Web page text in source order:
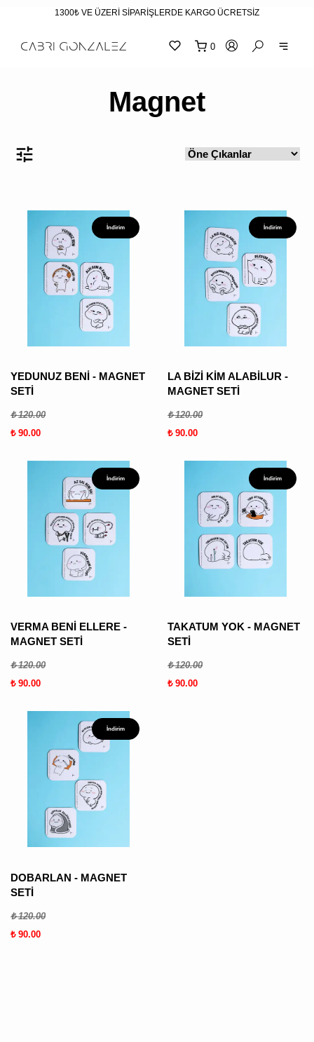
1300₺ VE ÜZERİ SİPARİŞLERDE KARGO ÜCRETSİZ
0
Magnet
İndirim
YEDUNUZ BENİ - MAGNET
SETİ
₺ 120.00
₺ 90.00
İndirim
LA BİZİ KİM ALABİLUR -
MAGNET SETİ
₺ 120.00
₺ 90.00
İndirim
VERMA BENİ ELLERE -
MAGNET SETİ
₺ 120.00
₺ 90.00
İndirim
TAKATUM YOK - MAGNET
SETİ
₺ 120.00
₺ 90.00
İndirim
DOBARLAN - MAGNET
SETİ
₺ 120.00
₺ 90.00